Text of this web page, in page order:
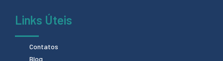
Links Úteis
Contatos
Blog